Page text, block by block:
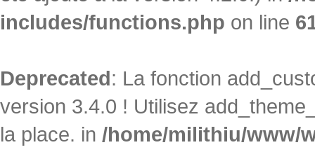
includes/functions.php on line
Deprecated: La fonction
version 3.4.0 ! Utilisez
la place. in /home/milithiu/www/